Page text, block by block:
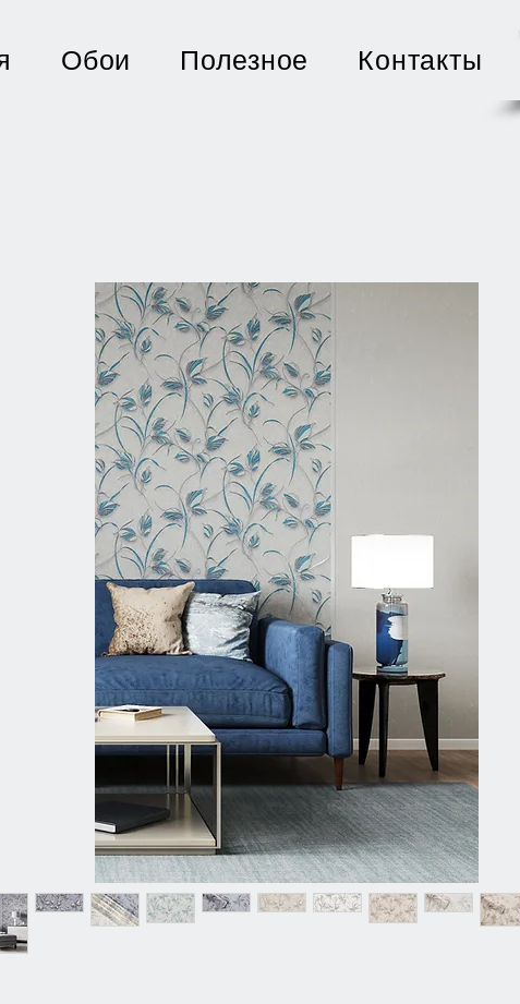
Обои Полезное Контакты